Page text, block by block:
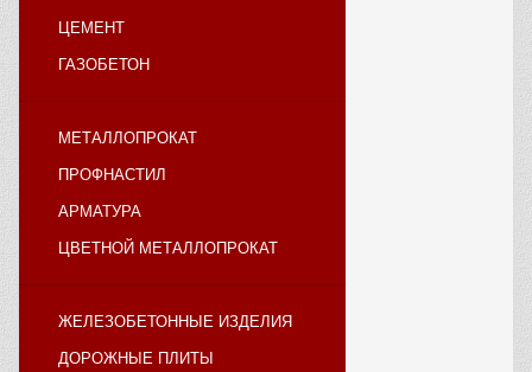
ЦЕМЕНТ
ГАЗОБЕТОН
МЕТАЛЛОПРОКАТ
ПРОФНАСТИЛ
АРМАТУРА
ЦВЕТНОЙ МЕТАЛЛОПРОКАТ
ЖЕЛЕЗОБЕТОННЫЕ ИЗДЕЛИЯ
ДОРОЖНЫЕ ПЛИТЫ